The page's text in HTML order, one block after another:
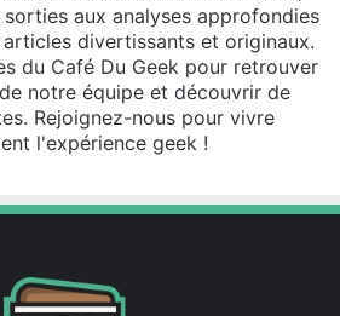
aux analyses approfondies
divertissants et originaux.
du Café Du Geek pour retrouver
notre équipe et découvrir de
Rejoignez-nous pour vivre
l'expérience geek !